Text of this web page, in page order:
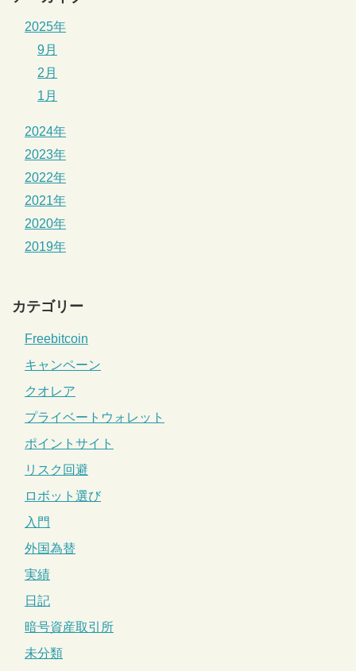
2025年
9月
2月
1月
2024年
2023年
2022年
2021年
2020年
2019年
カテゴリー
Freebitcoin
キャンペーン
クオレア
プライベートウォレット
ポイントサイト
リスク回避
ロボット選び
入門
外国為替
実績
日記
暗号資産取引所
未分類